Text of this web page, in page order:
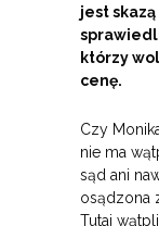
jest
którzy
cenę.
Czy
nie ma
sąd ani
osądzona
Tutaj